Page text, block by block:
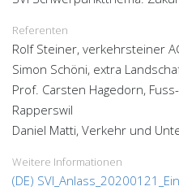
Referenten
Rolf Steiner, verkehrsteiner
Simon Schöni, extra
Prof. Carsten Hagedorn,
Rapperswil
Daniel Matti, Verkehr und
Weitere Informationen
(DE)